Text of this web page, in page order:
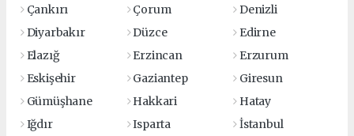
Çankırı
Çorum
Denizli
Diyarbakır
Düzce
Edirne
Elazığ
Erzincan
Erzurum
Eskişehir
Gaziantep
Giresun
Gümüşhane
Hakkari
Hatay
Iğdır
Isparta
İstanbul